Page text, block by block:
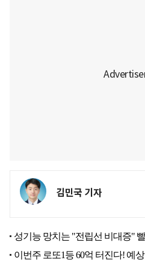
김민국 기자